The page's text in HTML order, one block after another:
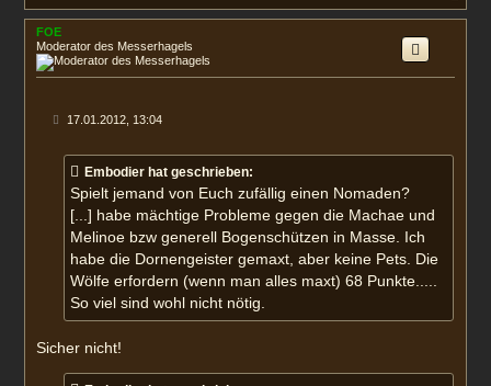
a
c
FOE
Moderator des Messerhagels
B
t
17.01.2012, 13:04
Embodier hat geschrieben:
Spielt jemand von Euch zufällig einen Nomaden?
[...] habe mächtige Probleme gegen die Machae und
Melinoe bzw generell Bogenschützen in Masse. Ich
habe die Dornengeister gemaxt, aber keine Pets. Die
Wölfe erfordern (wenn man alles maxt) 68 Punkte.....
So viel sind wohl nicht nötig.
Sicher nicht!